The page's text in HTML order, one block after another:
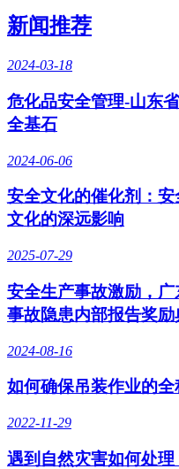
新闻推荐
2024-03-18
危化品安全管理-山东
全基石
2024-06-06
安全文化的催化剂：
文化的深远影响
2025-07-29
安全生产事故激励，
事故隐患内部报告奖励
2024-08-16
如何确保吊装作业的全
2022-11-29
遇到自然灾害如何处